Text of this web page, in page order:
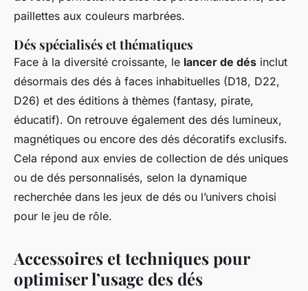
paillettes aux couleurs marbrées.
Dés spécialisés et thématiques
Face à la diversité croissante, le lancer de dés inclut
désormais des dés à faces inhabituelles (D18, D22,
D26) et des éditions à thèmes (fantasy, pirate,
éducatif). On retrouve également des dés lumineux,
magnétiques ou encore des dés décoratifs exclusifs.
Cela répond aux envies de collection de dés uniques
ou de dés personnalisés, selon la dynamique
recherchée dans les jeux de dés ou l’univers choisi
pour le jeu de rôle.
Accessoires et techniques pour
optimiser l’usage des dés